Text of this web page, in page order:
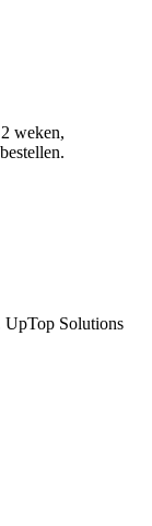
weken,
Solutions